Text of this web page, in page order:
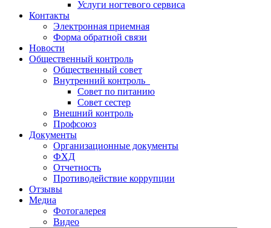
Услуги ногтевого сервиса
Контакты
Электронная приемная
Форма обратной связи
Новости
Общественный контроль
Общественный совет
Внутренний контроль
Совет по питанию
Совет сестер
Внешний контроль
Профсоюз
Документы
Организационные документы
ФХД
Отчетность
Противодействие коррупции
Отзывы
Медиа
Фотогалерея
Видео